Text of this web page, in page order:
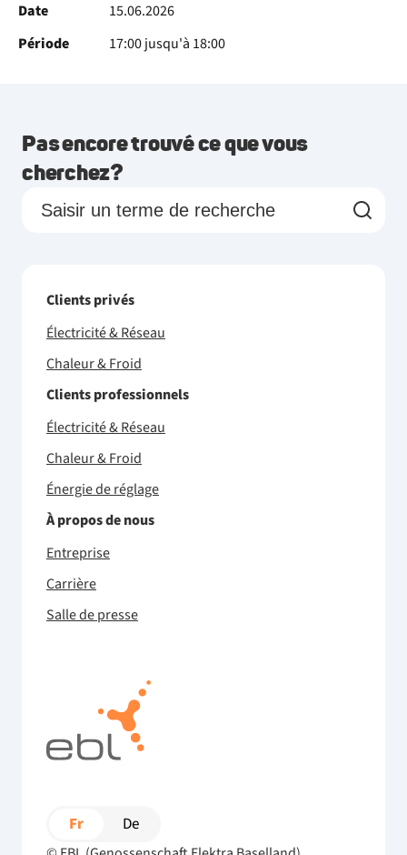
Date
15.06.2026
Période
17:00 jusqu'à 18:00
Pas encore trouvé ce que vous
cherchez?
Clients privés
Électricité & Réseau
Chaleur & Froid
Clients professionnels
Électricité & Réseau
Chaleur & Froid
Énergie de réglage
À propos de nous
Entreprise
Carrière
Salle de presse
Fr De